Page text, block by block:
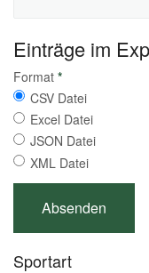
Einträge im
Format *
CSV Datei
Excel Datei
JSON Datei
XML Datei
Sportart